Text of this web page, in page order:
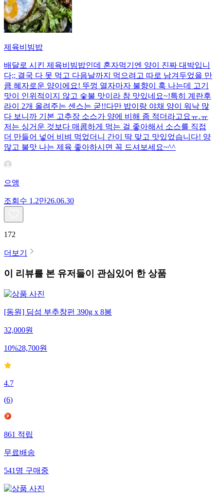
제육비빔밥
배달로 시킨 제육비빔밥인데 혼자먹기엔 양이 진짜 대박입니
다;; 결국 다 못 먹고 다음날까지 먹으려고 따로 남겨두었을 만
큼 혜자로운 양이에요! 뚜껑 열자마자 불향이 훅 나는데 고기
맛이 인위적이지 않고 숯불 맛이라 참 맛있네요~!특히 계란후
라이 2개 올려주는 센스는 굳!! ​다만 밥이랑 야채 양이 워낙 많
다 보니까 기본 고추장 소스가 양에 비해 좀 적더라고요ㅠ.ㅠ
저는 싱거운 것보다 매콤하게 먹는 걸 좋아해서 소스를 직접
더 만들어 넣어 비벼 먹었더니 간이 딱 맞고 맛있었습니다! 양
많고 불맛 나는 제육 좋아하시면 꼭 드셔보세요~^^
으앵
조회수 1.2만26.06.30
172
더보기
이 리뷰를 본 유저들이 관심있어 한 상품
[동원] 딤섬 부추창펀 390g x 8봉
32,000원
10%28,700원
4.7
(6)
861 적립
무료배송
541 명 구매중